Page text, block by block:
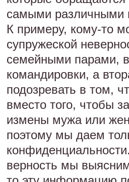
самыми различными
К примеру, кому-то
супружеской
семейными парами, в
командировки, а
подозревать в том,
вместо того, чтобы
измены мужа или
поэтому мы даем
верность мы